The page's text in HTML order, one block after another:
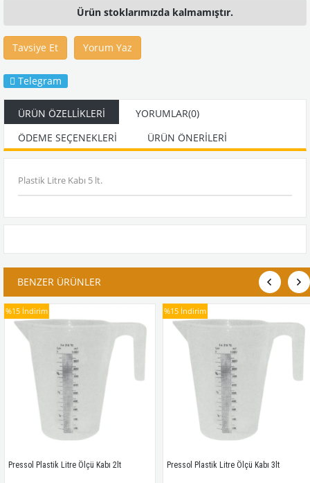
Ürün stoklarımızda kalmamıştır.
Tavsiye Et Yorum Yaz
Telegram
ÜRÜN ÖZELLIKLERI YORUMLAR(0)
ÖDEME SEÇENEKLERI
ÜRÜN ÖNERILERI
Plastik Litre Kabı 5 lt.
BENZER ÜRÜNLER
Pressol Plastik Litre Ölçü Kabı 2lt
%15 İndirim
Pressol Plastik Litre Ölçü Kabı 3lt
%15 İndirim